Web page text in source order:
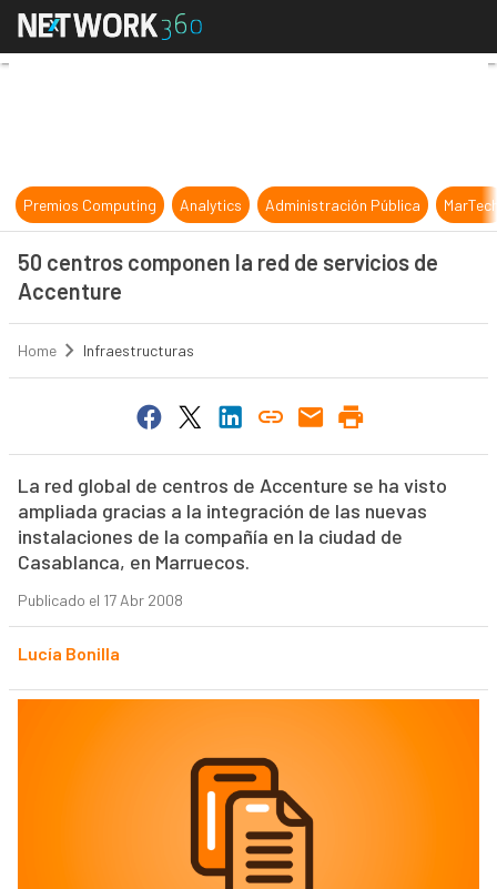
50 centros componen la red de
Premios Computing Analytics Administración Pública
50 centros componen la red de servicios de
Accenture
Home Infraestructuras
La red global de centros de Accenture se ha visto
ampliada gracias a la integración de las nuevas
instalaciones de la compañía en la ciudad de
Casablanca, en Marruecos.
Publicado el 17 Abr 2008
Lucía Bonilla